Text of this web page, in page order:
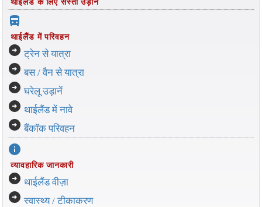
directions_bus_filled
थाईलैंड में परिवहन
arrow_circle_right ट्रेन से यात्रा
arrow_circle_right बस / वैन से यात्रा
arrow_circle_right घरेलू उड़ानें
arrow_circle_right थाईलैंड में नावे
arrow_circle_right बैंकॉक परिवहन
info
व्यावहारिक जानकारी
arrow_circle_right थाईलैंड वीज़ा
arrow_circle_right स्वास्थ्य / टीकाकरण